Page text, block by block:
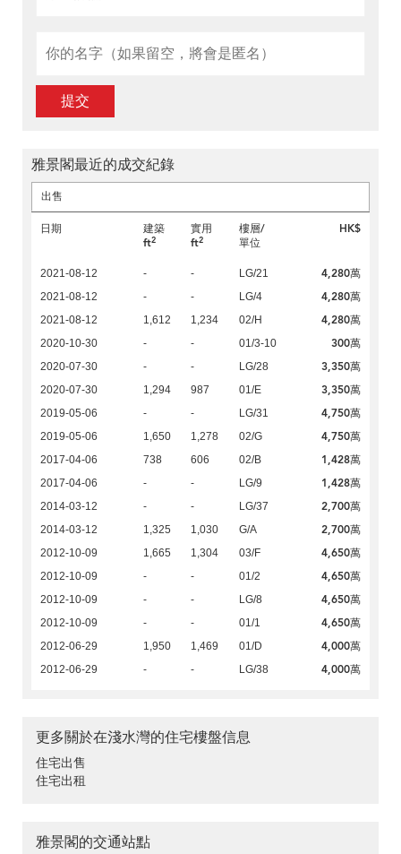
提交
雅景閣最近的成交紀錄
出售
日期
建築
ft2
實用
ft2
樓層/
單位
HK$
2021-08-12 - - LG/21 4,280萬
2021-08-12 - - LG/4 4,280萬
2021-08-12 1,612 1,234 02/H 4,280萬
2020-10-30 - - 01/3-10 300萬
2020-07-30 - - LG/28 3,350萬
2020-07-30 1,294 987 01/E 3,350萬
2019-05-06 - - LG/31 4,750萬
2019-05-06 1,650 1,278 02/G 4,750萬
2017-04-06 738 606 02/B 1,428萬
2017-04-06 - - LG/9 1,428萬
2014-03-12 - - LG/37 2,700萬
2014-03-12 1,325 1,030 G/A 2,700萬
2012-10-09 1,665 1,304 03/F 4,650萬
2012-10-09 - - 01/2 4,650萬
2012-10-09 - - LG/8 4,650萬
2012-10-09 - - 01/1 4,650萬
2012-06-29 1,950 1,469 01/D 4,000萬
2012-06-29 - - LG/38 4,000萬
更多關於在淺水灣的住宅樓盤信息
住宅出售
住宅出租
雅景閣的交通站點